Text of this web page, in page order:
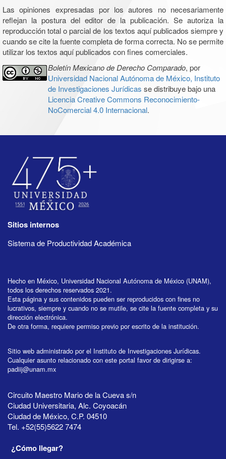
Las opiniones expresadas por los autores no necesariamente
reflejan la postura del editor de la publicación. Se autoriza la
reproducción total o parcial de los textos aquí publicados siempre y
cuando se cite la fuente completa de forma correcta. No se permite
utilizar los textos aquí publicados con fines comerciales.
Boletín Mexicano de Derecho Comparado, por
Universidad Nacional Autónoma de México, Instituto
de Investigaciones Jurídicas se distribuye bajo una
Licencia Creative Commons Reconocimiento-
NoComercial 4.0 Internacional.
Sitios internos
Sistema de Productividad Académica
Hecho en México, Universidad Nacional Autónoma de México (UNAM),
todos los derechos reservados 2021.
Esta página y sus contenidos pueden ser reproducidos con fines no
lucrativos, siempre y cuando no se mutile, se cite la fuente completa y su
dirección electrónica.
De otra forma, requiere permiso previo por escrito de la institución.
Sitio web administrado por el Instituto de Investigaciones Jurídicas.
Cualquier asunto relacionado con este portal favor de dirigirse a:
padiij@unam.mx
Circuito Maestro Mario de la Cueva s/n
Ciudad Universitaria, Alc. Coyoacán
Ciudad de México, C.P. 04510
Tel. +52(55)5622 7474
¿Cómo llegar?